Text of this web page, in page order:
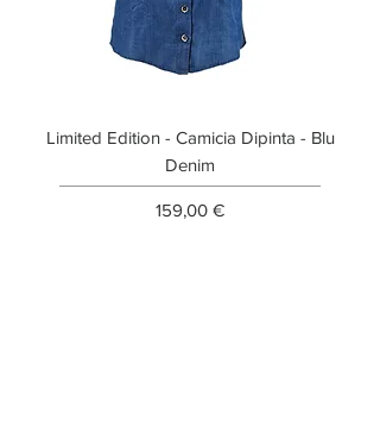
Limited Edition - Camicia Dipinta - Blu
Denim
Prezzo
159,00 €